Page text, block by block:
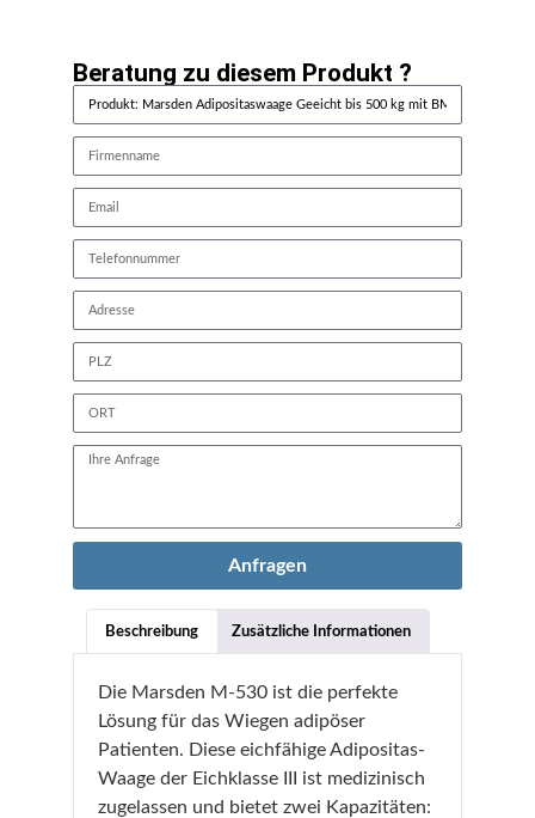
Beschreibung Zusätzliche Informationen
Die Marsden M-530 ist die perfekte
Lösung für das Wiegen adipöser
Patienten. Diese eichfähige Adipositas-
Waage der Eichklasse III ist medizinisch
zugelassen und bietet zwei Kapazitäten:
Beratung zu diesem Produkt ?
Anfragen